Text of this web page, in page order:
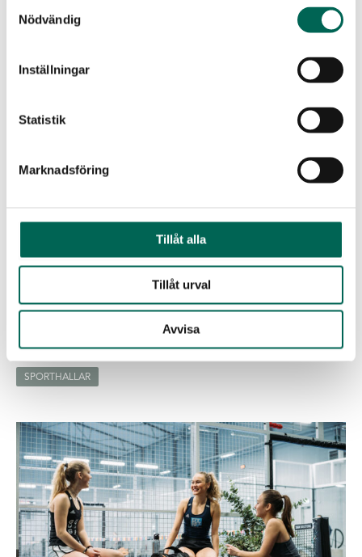
Nödvändig
Inställningar
Statistik
Marknadsföring
Tillåt alla
Tillåt urval
Avvisa
VILUNDABADET – AKUSTIK ANPASSAD FÖR VATTEN OCH
SPORTHALLAR
PADEL ZENTER STOCKHOLM
SPORTHALLAR